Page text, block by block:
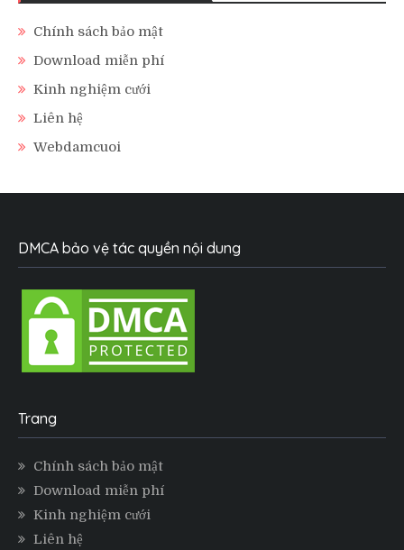
Chính sách bảo mật
Download miễn phí
Kinh nghiệm cưới
Liên hệ
Webdamcuoi
DMCA bảo vệ tác quyền nội dung
Trang
Chính sách bảo mật
Download miễn phí
Kinh nghiệm cưới
Liên hệ